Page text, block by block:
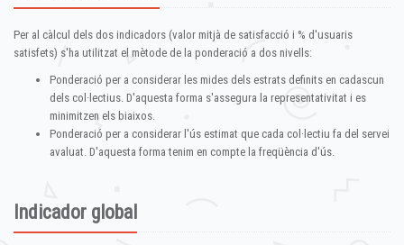
Per al càlcul dels dos indicadors (valor mitjà de satisfacció i % d'usuaris
satisfets) s'ha utilitzat el mètode de la ponderació a dos nivells:
Ponderació per a considerar les mides dels estrats definits en cadascun
dels col·lectius. D'aquesta forma s'assegura la representativitat i es
minimitzen els biaixos.
Ponderació per a considerar l'ús estimat que cada col·lectiu fa del servei
avaluat. D'aquesta forma tenim en compte la freqüència d'ús.
Indicador global